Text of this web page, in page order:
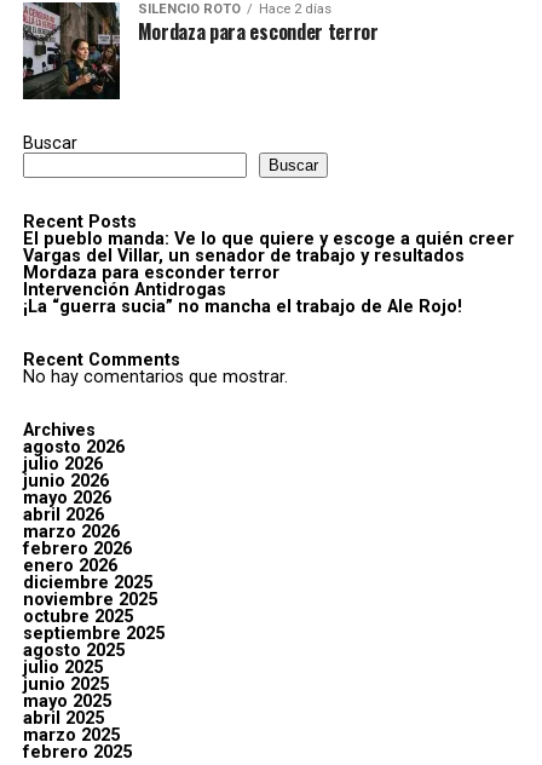
SILENCIO ROTO Hace 2 días
Mordaza para esconder terror
Buscar
Buscar
Recent Posts
El pueblo manda: Ve lo que quiere y escoge a quién creer
Vargas del Villar, un senador de trabajo y resultados
Mordaza para esconder terror
Intervención Antidrogas
¡La “guerra sucia” no mancha el trabajo de Ale Rojo!
Recent Comments
No hay comentarios que mostrar.
Archives
agosto 2026
julio 2026
junio 2026
mayo 2026
abril 2026
marzo 2026
febrero 2026
enero 2026
diciembre 2025
noviembre 2025
octubre 2025
septiembre 2025
agosto 2025
julio 2025
junio 2025
mayo 2025
abril 2025
marzo 2025
febrero 2025